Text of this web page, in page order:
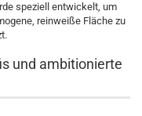
speziell entwickelt, um
reinweiße Fläche zu
und ambitionierte